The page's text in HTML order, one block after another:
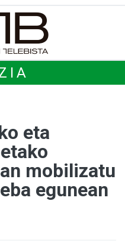
eta
mobilizatu
egunean